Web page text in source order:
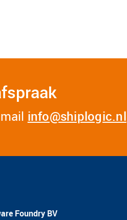
info@shiplogic.nl
Foundry BV